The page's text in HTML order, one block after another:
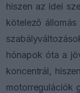
hiszen az idei
kötelező
hónapok óta a
koncentrál,
motorregulációk